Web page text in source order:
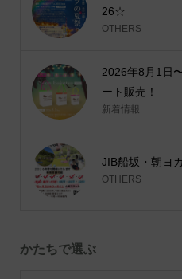
26☆
OTHERS
2026年8月1日
ート販売！
新着情報
JIB船坂・朝ヨ
OTHERS
かたちで選ぶ